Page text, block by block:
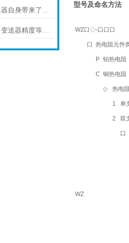
上海仪表差压变送器自身带来了怎样的功能
上海仪川仪表压力变送器精度等级的划分方法
型号及命名方法
WZ口◇-口口口
WZ
口 热电阻元件
P 铂热电阻
C 铜热电阻
◇ 热电
1 单
2 双
口